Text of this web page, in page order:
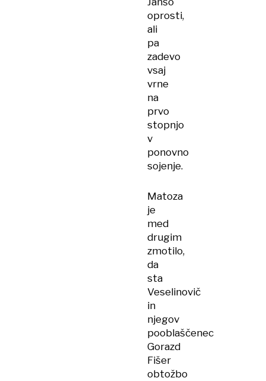
oprosti,
ali
pa
zadevo
vsaj
vrne
na
prvo
stopnjo
v
ponovno
sojenje.
Matoza
je
med
drugim
zmotilo,
da
sta
Veselinovič
in
njegov
pooblaščenec
Gorazd
Fišer
obtožbo